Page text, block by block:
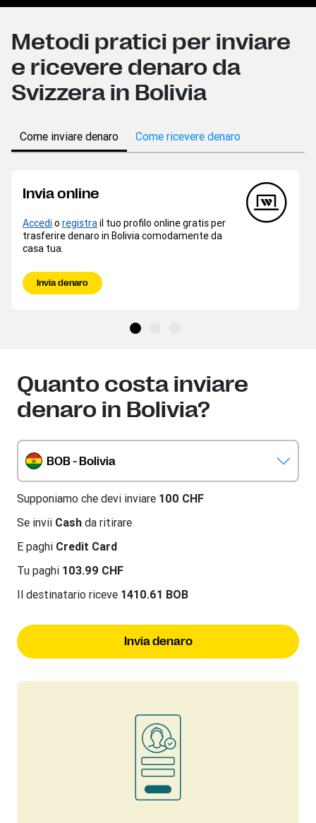
Metodi pratici per inviare
e ricevere denaro da
Svizzera in Bolivia
Come inviare denaro Come ricevere denaro
Invia online
Accedi o registra il tuo profilo online gratis per
trasferire denaro in Bolivia comodamente da
casa tua.
Invia denaro
Quanto costa inviare
denaro in Bolivia?
BOB - Bolivia
Supponiamo che devi inviare 100 CHF
Se invii Cash da ritirare
E paghi Credit Card
Tu paghi 103.99 CHF
Il destinatario riceve 1410.61 BOB
Invia denaro